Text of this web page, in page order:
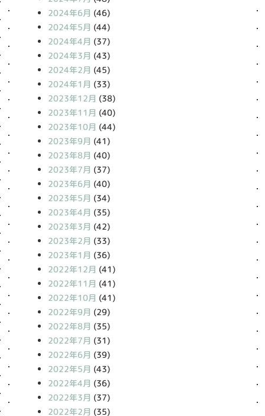
2024年6月 (46)
2024年5月 (44)
2024年4月 (37)
2024年3月 (43)
2024年2月 (45)
2024年1月 (33)
2023年12月 (38)
2023年11月 (40)
2023年10月 (44)
2023年9月 (41)
2023年8月 (40)
2023年7月 (37)
2023年6月 (40)
2023年5月 (34)
2023年4月 (35)
2023年3月 (42)
2023年2月 (33)
2023年1月 (36)
2022年12月 (41)
2022年11月 (41)
2022年10月 (41)
2022年9月 (29)
2022年8月 (35)
2022年7月 (31)
2022年6月 (39)
2022年5月 (43)
2022年4月 (36)
2022年3月 (37)
2022年2月 (35)